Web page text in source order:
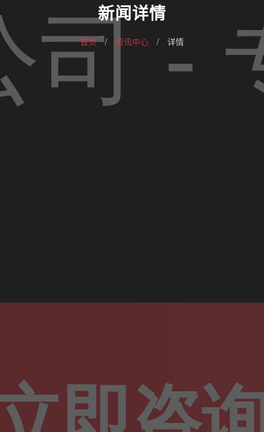
新闻详情
首页 / 资讯中心 / 详情